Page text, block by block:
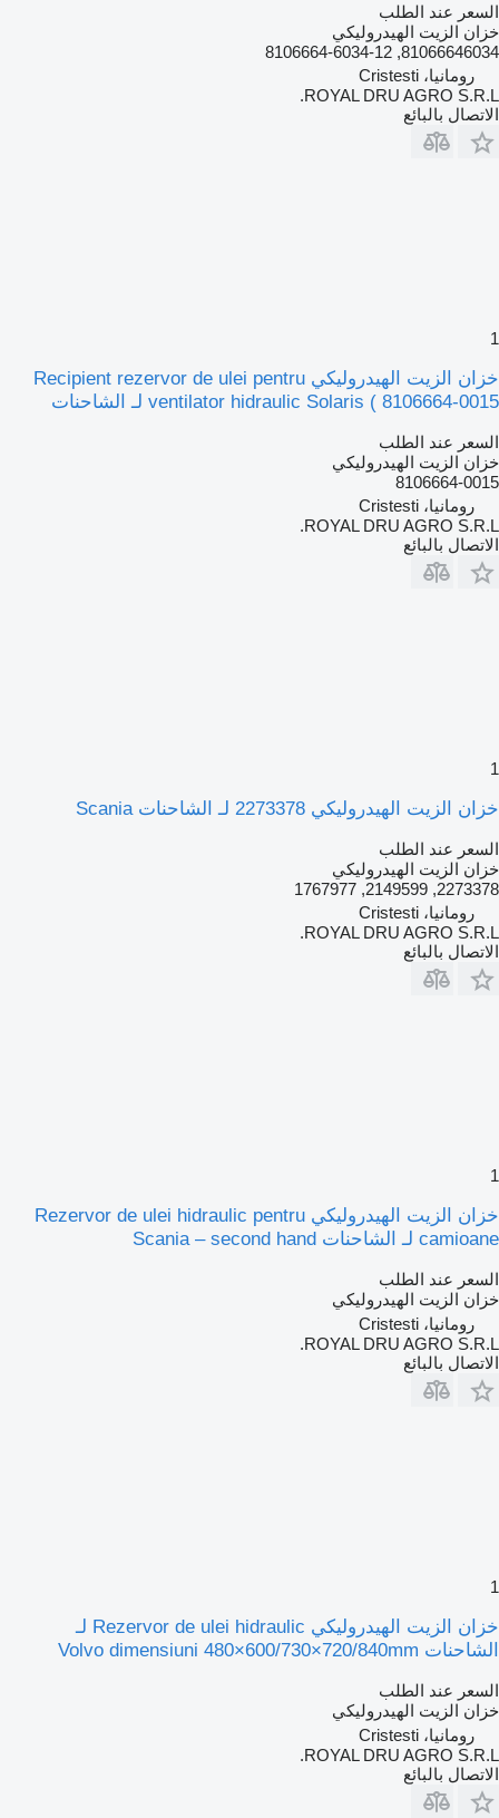
السعر عند الطلب
خزان الزيت الهيدروليكي
81066646034, 8106664-6034-12
رومانيا، Cristesti
ROYAL DRU AGRO S.R.L.
الاتصال بالبائع
1
خزان الزيت الهيدروليكي Recipient rezervor de ulei pentru
ventilator hidraulic Solaris ( 8106664-0015 لـ الشاحنات
السعر عند الطلب
خزان الزيت الهيدروليكي
8106664-0015
رومانيا، Cristesti
ROYAL DRU AGRO S.R.L.
الاتصال بالبائع
1
خزان الزيت الهيدروليكي 2273378 لـ الشاحنات Scania
السعر عند الطلب
خزان الزيت الهيدروليكي
2273378, 2149599, 1767977
رومانيا، Cristesti
ROYAL DRU AGRO S.R.L.
الاتصال بالبائع
1
خزان الزيت الهيدروليكي Rezervor de ulei hidraulic pentru
camioane لـ الشاحنات Scania – second hand
السعر عند الطلب
خزان الزيت الهيدروليكي
رومانيا، Cristesti
ROYAL DRU AGRO S.R.L.
الاتصال بالبائع
1
خزان الزيت الهيدروليكي Rezervor de ulei hidraulic لـ
الشاحنات Volvo dimensiuni 480×600/730×720/840mm
السعر عند الطلب
خزان الزيت الهيدروليكي
رومانيا، Cristesti
ROYAL DRU AGRO S.R.L.
الاتصال بالبائع